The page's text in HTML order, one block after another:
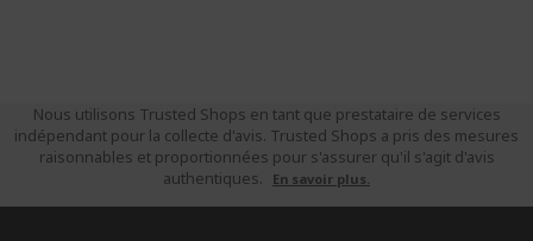
Nous utilisons Trusted Shops en tant que prestataire de services
indépendant pour la collecte d'avis. Trusted Shops a pris des mesures
raisonnables et proportionnées pour s'assurer qu'il s'agit d'avis
authentiques.
En savoir plus.